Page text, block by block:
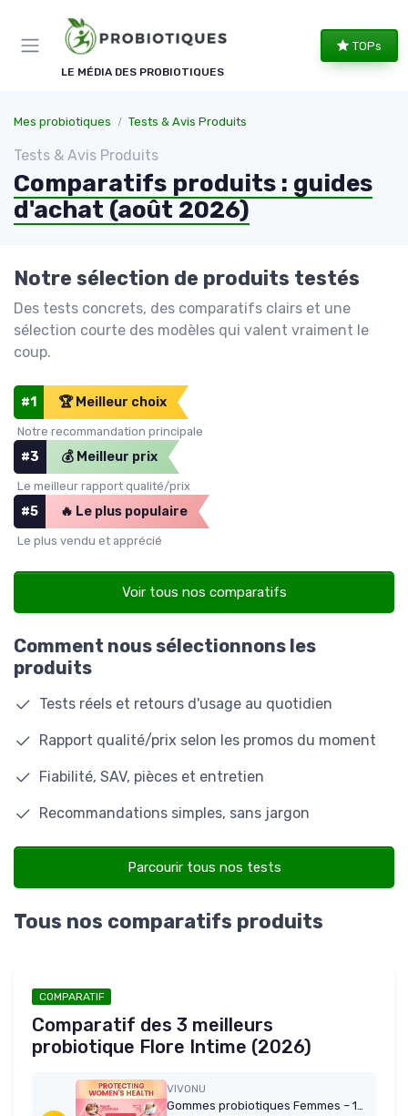
LE MÉDIA DES PROBIOTIQUES
TOPs
Mes probiotiques Tests & Avis Produits
Tests & Avis Produits
Comparatifs produits : guides
d'achat (août 2026)
Notre sélection de produits testés
Des tests concrets, des comparatifs clairs et une
sélection courte des modèles qui valent vraiment le
coup.
#1 🏆 Meilleur choix
Notre recommandation principale
#3 💰 Meilleur prix
Le meilleur rapport qualité/prix
#5 🔥 Le plus populaire
Le plus vendu et apprécié
Voir tous nos comparatifs
Comment nous sélectionnons les
produits
Tests réels et retours d'usage au quotidien
Rapport qualité/prix selon les promos du moment
Fiabilité, SAV, pièces et entretien
Recommandations simples, sans jargon
Parcourir tous nos tests
Tous nos comparatifs produits
COMPARATIF
Comparatif des 3 meilleurs
probiotique Flore Intime (2026)
VIVONU